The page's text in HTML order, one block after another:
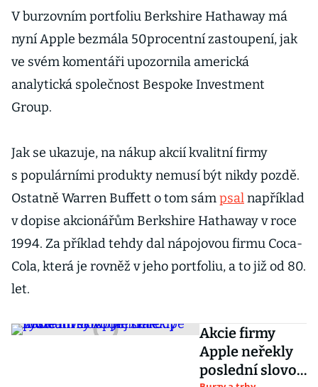
V burzovním portfoliu Berkshire Hathaway má
nyní Apple bezmála 50procentní zastoupení, jak
ve svém komentáři upozornila americká
analytická společnost Bespoke Investment
Group.
Jak se ukazuje, na nákup akcií kvalitní firmy
s populárními produkty nemusí být nikdy pozdě.
Ostatně Warren Buffett o tom sámpsalnapříklad
v dopise akcionářům Berkshire Hathaway v roce
1994. Za příklad tehdy dal nápojovou firmu Coca-
Cola, která je rovněž v jeho portfoliu, a to již od 80.
let.
Akcie firmy
Apple neřekly
poslední slovo.